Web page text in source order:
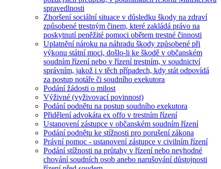
spravedlnosti
Zhoršení sociální situace v důsledku škody na zdraví
způsobené trestným činem, které zakládá právo na
poskytnutí peněžité pomoci obětem trestné činnosti
Uplatnění nároku na náhradu škody způsobené při
výkonu státní moci, došlo-li ke škodě v občanském
soudním řízení nebo v řízení trestním, v soudnictví
správním, jakož i v těch případech, kdy stát odpovídá
za postup notáře či soudního exekutora
Podání žádosti o milost
Výživné (vyživovací povinnost)
Podání podnětu na postup soudního exekutora
Přidělení advokáta ex offo v trestním řízení
Ustanovení zástupce v občanském soudním řízení
Podání podnětu ke stížnosti pro porušení zákona
Právní pomoc - ustanovení zástupce v civilním řízení
Podání stížnosti na průtahy v řízení nebo nevhodné
chování soudních osob anebo narušování důstojnosti